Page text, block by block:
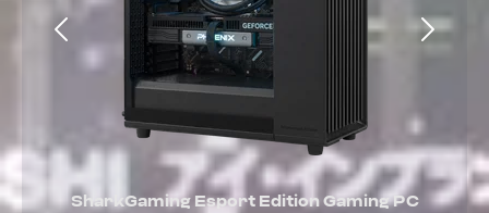
SharkGaming Esport Edition Gaming PC